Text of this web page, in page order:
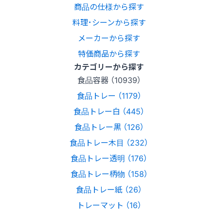
商品の仕様から探す
料理･シーンから探す
メーカーから探す
特価商品から探す
カテゴリーから探す
食品容器 （10939）
食品トレー （1179）
食品トレー白 （445）
食品トレー黒 （126）
食品トレー木目 （232）
食品トレー透明 （176）
食品トレー柄物 （158）
食品トレー紙 （26）
トレーマット （16）